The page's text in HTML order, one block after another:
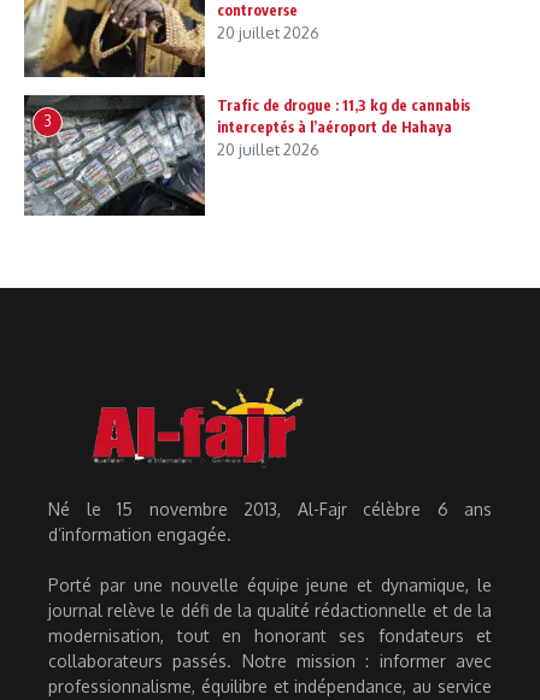
controverse
20 juillet 2026
3
Trafic de drogue : 11,3 kg de cannabis
interceptés à l’aéroport de Hahaya
20 juillet 2026
Né le 15 novembre 2013, Al-Fajr célèbre 6 ans
d’information engagée.
Porté par une nouvelle équipe jeune et dynamique, le
journal relève le défi de la qualité rédactionnelle et de la
modernisation, tout en honorant ses fondateurs et
collaborateurs passés. Notre mission : informer avec
professionnalisme, équilibre et indépendance, au service